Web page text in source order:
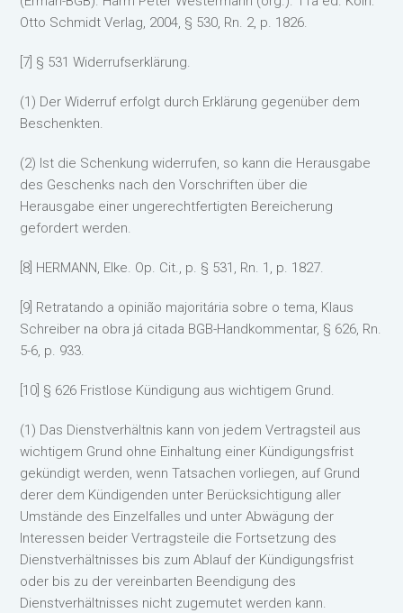
Otto Schmidt Verlag, 2004, § 530, Rn. 2, p. 1826.
[7] § 531 Widerrufserklärung.
(1) Der Widerruf erfolgt durch Erklärung gegenüber dem
Beschenkten.
(2) Ist die Schenkung widerrufen, so kann die Herausgabe
des Geschenks nach den Vorschriften über die
Herausgabe einer ungerechtfertigten Bereicherung
gefordert werden.
[8] HERMANN, Elke. Op. Cit., p. § 531, Rn. 1, p. 1827.
[9] Retratando a opinião majoritária sobre o tema, Klaus
Schreiber na obra já citada BGB-Handkommentar, § 626, Rn.
5-6, p. 933.
[10] § 626 Fristlose Kündigung aus wichtigem Grund.
(1) Das Dienstverhältnis kann von jedem Vertragsteil aus
wichtigem Grund ohne Einhaltung einer Kündigungsfrist
gekündigt werden, wenn Tatsachen vorliegen, auf Grund
derer dem Kündigenden unter Berücksichtigung aller
Umstände des Einzelfalles und unter Abwägung der
Interessen beider Vertragsteile die Fortsetzung des
Dienstverhältnisses bis zum Ablauf der Kündigungsfrist
oder bis zu der vereinbarten Beendigung des
Dienstverhältnisses nicht zugemutet werden kann.